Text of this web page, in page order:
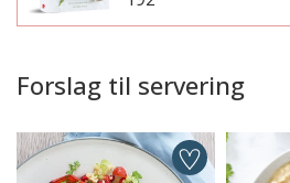
Forslag til servering